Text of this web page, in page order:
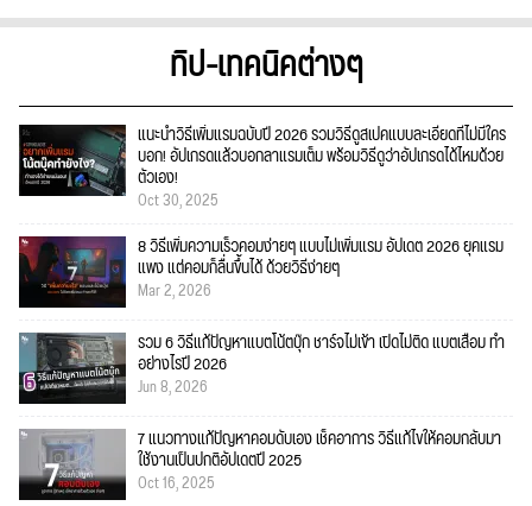
ทิป-เทคนิคต่างๆ
แนะนำวิธีเพิ่มแรมฉบับปี 2026 รวมวิธีดูสเปคแบบละเอียดที่ไม่มีใคร
บอก! อัปเกรดแล้วบอกลาแรมเต็ม พร้อมวิธีดูว่าอัปเกรดได้ไหมด้วย
ตัวเอง!
Oct 30, 2025
8 วิธีเพิ่มความเร็วคอมง่ายๆ แบบไม่เพิ่มแรม อัปเดต 2026 ยุคแรม
แพง แต่คอมก็ลื่นขึ้นได้ ด้วยวิธีง่ายๆ
Mar 2, 2026
รวม 6 วิธีแก้ปัญหาแบตโน้ตบุ๊ก ชาร์จไม่เข้า เปิดไม่ติด แบตเสื่อม ทำ
อย่างไรปี 2026
Jun 8, 2026
7 แนวทางแก้ปัญหาคอมดับเอง เช็คอาการ วิธีแก้ไขให้คอมกลับมา
ใช้งานเป็นปกติอัปเดตปี 2025
Oct 16, 2025